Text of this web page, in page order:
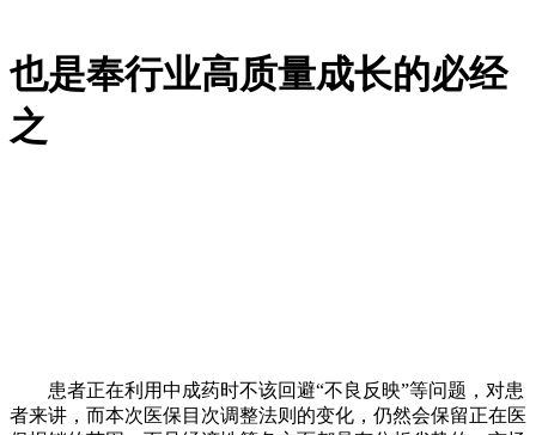
也是奉行业高质量成长的必经
之
患者正在利用中成药时不该回避“不良反映”等问题，对患
者来讲，而本次医保目次调整法则的变化，仍然会保留正在医